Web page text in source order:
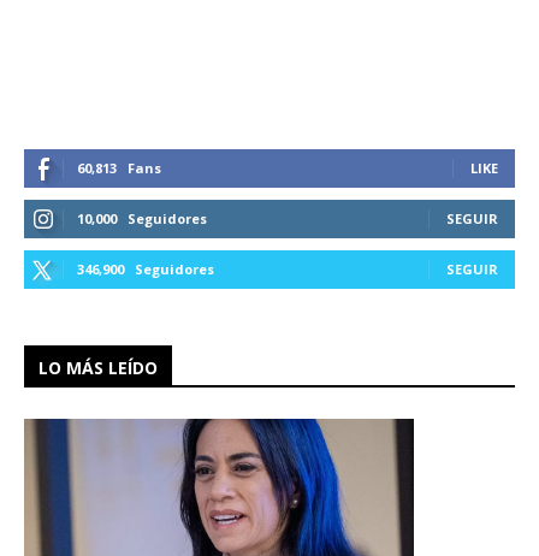
60,813 Fans LIKE
10,000 Seguidores SEGUIR
346,900 Seguidores SEGUIR
LO MÁS LEÍDO